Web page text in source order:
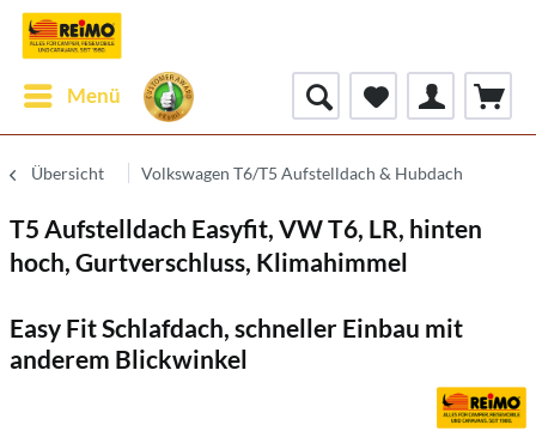
Menü
Übersicht Volkswagen T6/T5 Aufstelldach & Hubdach
T5 Aufstelldach Easyfit, VW T6, LR, hinten
hoch, Gurtverschluss, Klimahimmel
Easy Fit Schlafdach, schneller Einbau mit
anderem Blickwinkel